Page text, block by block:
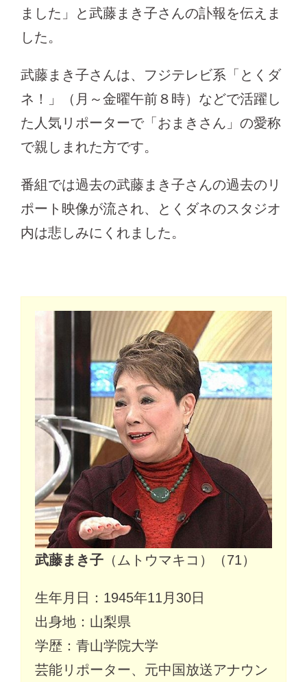
ました」と武藤まき子さんの訃報を伝えま
した。
武藤まき子さんは、フジテレビ系「とくダ
ネ！」（月～金曜午前８時）などで活躍し
た人気リポーターで「おまきさん」の愛称
で親しまれた方です。
番組では過去の武藤まき子さんの過去のリ
ポート映像が流され、とくダネのスタジオ
内は悲しみにくれました。
武藤まき子 （ムトウマキコ）（71）
生年月日：1945年11月30日
出身地：山梨県
学歴：青山学院大学
芸能リポーター、元中国放送アナウン